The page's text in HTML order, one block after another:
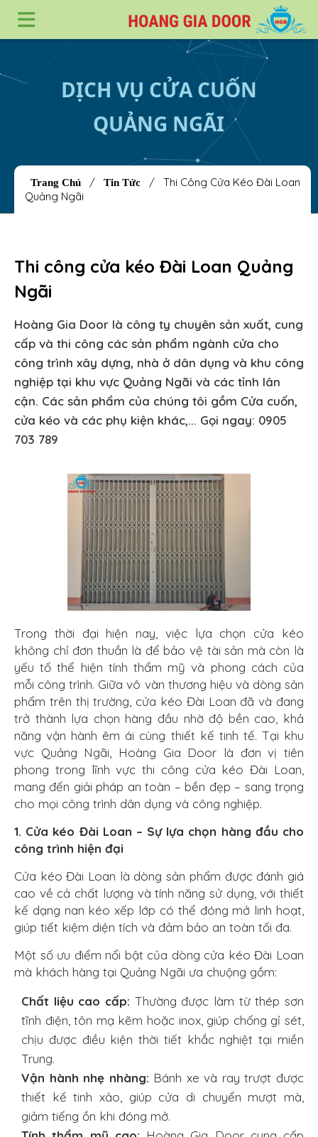
DỊCH VỤ CỬA CUỐN
QUẢNG NGÃI
Trang Chủ / Tin Tức /
Thi Công Cửa Kéo Đài Loan
Quảng Ngãi
Thi công cửa kéo Đài Loan Quảng
Ngãi
Hoàng Gia Door là công ty chuyên sản xuất, cung
cấp và thi công các sản phẩm ngành cửa cho
công trình xây dựng, nhà ở dân dụng và khu công
nghiệp tại khu vực Quảng Ngãi và các tỉnh lân
cận. Các sản phẩm của chúng tôi gồm Cửa cuốn,
cửa kéo và các phụ kiện khác,... Gọi ngay: 0905
703 789
Trong thời đại hiện nay, việc lựa chọn cửa kéo
không chỉ đơn thuần là để bảo vệ tài sản mà còn là
yếu tố thể hiện tính thẩm mỹ và phong cách của
mỗi công trình. Giữa vô vàn thương hiệu và dòng sản
phẩm trên thị trường, cửa kéo Đài Loan đã và đang
trở thành lựa chọn hàng đầu nhờ độ bền cao, khả
năng vận hành êm ái cùng thiết kế tinh tế. Tại khu
vực Quảng Ngãi, Hoàng Gia Door là đơn vị tiên
phong trong lĩnh vực thi công cửa kéo Đài Loan,
mang đến giải pháp an toàn – bền đẹp – sang trọng
cho mọi công trình dân dụng và công nghiệp.
1. Cửa kéo Đài Loan – Sự lựa chọn hàng đầu cho
công trình hiện đại
Cửa kéo Đài Loan là dòng sản phẩm được đánh giá
cao về cả chất lượng và tính năng sử dụng, với thiết
kế dạng nan kéo xếp lớp có thể đóng mở linh hoạt,
giúp tiết kiệm diện tích và đảm bảo an toàn tối đa.
Một số ưu điểm nổi bật của dòng cửa kéo Đài Loan
mà khách hàng tại Quảng Ngãi ưa chuộng gồm:
Chất liệu cao cấp: Thường được làm từ thép sơn
tĩnh điện, tôn mạ kẽm hoặc inox, giúp chống gỉ sét,
chịu được điều kiện thời tiết khắc nghiệt tại miền
Trung.
Vận hành nhẹ nhàng: Bánh xe và ray trượt được
thiết kế tinh xảo, giúp cửa di chuyển mượt mà,
giảm tiếng ồn khi đóng mở.